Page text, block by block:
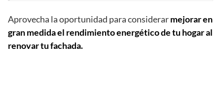
Aprovecha la oportunidad para considerarmejorar en
gran medida el rendimiento energéticode tu hogar al
renovar tu fachada.